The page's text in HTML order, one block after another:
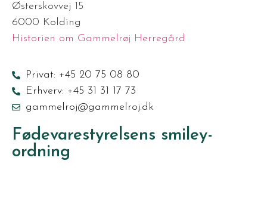
Østerskovvej 15
6000 Kolding
Historien om Gammelrøj Herregård
Privat: +45 20 75 08 80
Erhverv: +45 31 31 17 73
gammelroj@gammelroj.dk
Fødevarestyrelsens smiley-
ordning